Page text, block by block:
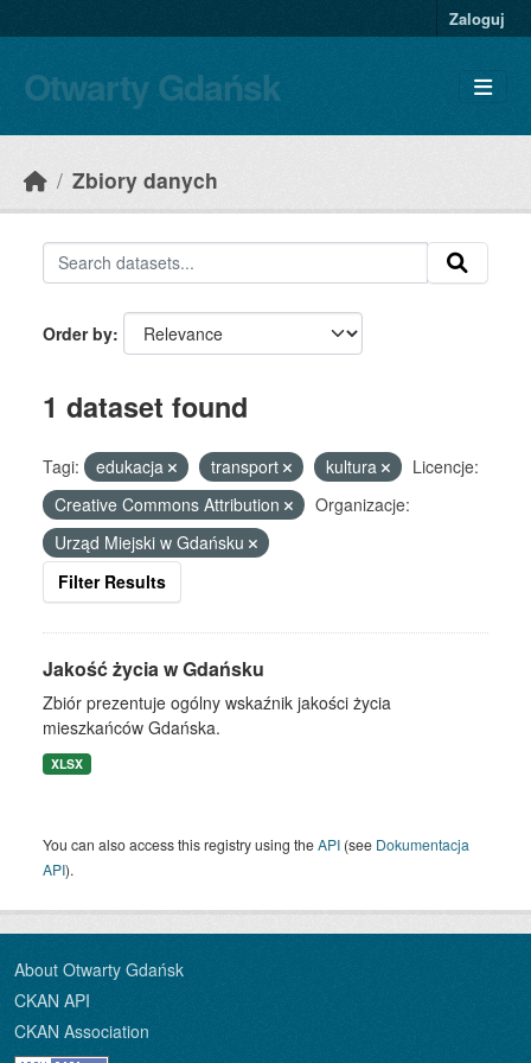
Zaloguj
Otwarty Gdańsk
Zbiory danych
Order by
1 dataset found
Tagi: edukacja transport kultura
Licencje:
Creative Commons Attribution
Organizacje:
Urząd Miejski w Gdańsku
Filter Results
Jakość życia w Gdańsku
Zbiór prezentuje ogólny wskaźnik jakości życia
mieszkańców Gdańska.
XLSX
You can also access this registry using theAPI (see Dokumentacja
API).
About Otwarty Gdańsk
CKAN API
CKAN Association